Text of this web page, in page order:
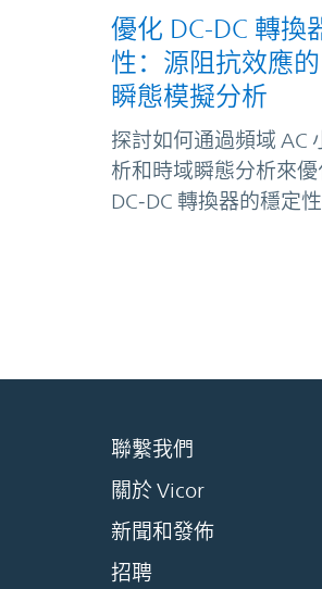
優化 DC-DC 轉換
性：源阻抗效應
瞬態模擬分析
探討如何通過頻域 AC
析和時域瞬態分析來優
DC‑DC 轉換器的穩定性
聯繫我們
關於 Vicor
新聞和發佈
招聘